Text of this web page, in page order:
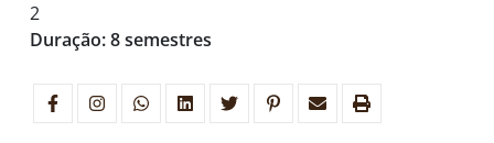
2
Duração: 8 semestres